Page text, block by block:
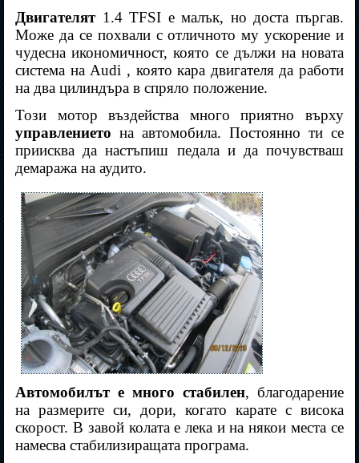
Двигателят1.4TFSI е малък, но доста пъргав.
Може да се похвали с отличното му ускорение и
чудесна икономичност, която се дължи на новата
система наAudi , която кара двигателя да работи
на два цилиндъра в спряло положение.
Този мотор въздейства много приятно върху
управлението на автомобила. Постоянно ти се
приисква да настъпиш педала и да почувстваш
демаража на аудито.
Автомобилът е много стабилен, благодарение
на размерите си, дори, когато карате с висока
скорост. В завой колата е лека и на някои места се
намесва стабилизиращата програма.